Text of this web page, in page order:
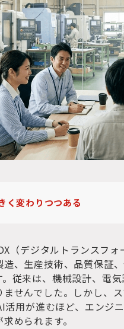
く変わりつつある
（デジタルトランスフ
、生産技術、品質保証
従来は、機械設計、電
せんでした。しかし、
活用が進むほど、エンジ
められます。